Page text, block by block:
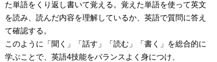
た単語をくり返し書いて覚える。覚えた単語を使って英文
を読み、 読んだ内容を理解しているか、 英語で質問に答え
て確認する。
このように「聞く」「話す」「読む」「書く」を総合的に
学ぶことで、英語4技能をバランスよく身につけ、